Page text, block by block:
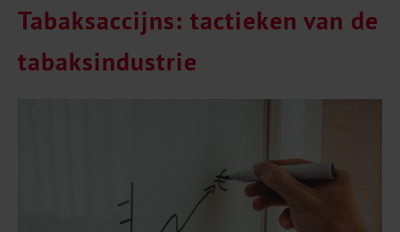
Tabaksaccijns: tactieken van de
tabaksindustrie